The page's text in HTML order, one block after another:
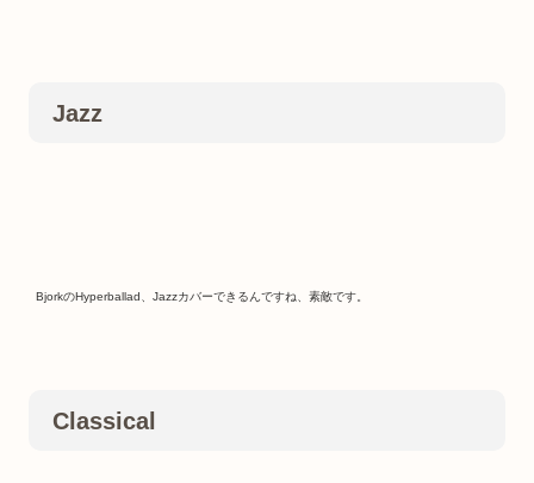
Jazz
BjorkのHyperballad、Jazzカバーできるんですね、素敵です。
Classical